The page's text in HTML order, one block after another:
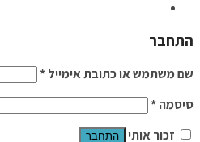
התחבר
שם משתמש או כתובת אימייל*
סיסמה*
זכור אותי
התחבר